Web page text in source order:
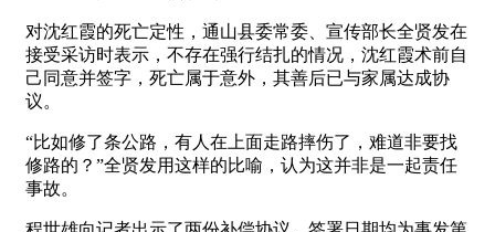
对沈红霞的死亡定性，通山县委常委、宣传部长全贤发在
接受采访时表示，不存在强行结扎的情况，沈红霞术前自
己同意并签字，死亡属于意外，其善后已与家属达成协
议。
“比如修了条公路，有人在上面走路摔伤了，难道非要找
修路的？”全贤发用这样的比喻，认为这并非是一起责任
事故。